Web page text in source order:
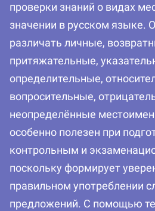
проверки знаний о видах
значении в русском языке.
различать личные,
притяжательные,
определительные,
вопросительные,
неопределённые
особенно полезен при
контрольным и
поскольку формирует
правильном употреблении
предложений. С помощью